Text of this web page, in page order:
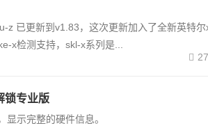
z 已更新到v1.83，这次更新加入了全新英特尔
x检测支持，skl-x系列是...
专业版
示完整的硬件信息。